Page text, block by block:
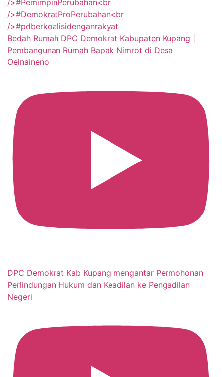
Bedah Rumah DPC Demokrat Kabupaten Kupang |
Pembangunan Rumah Bapak Nimrot di Desa
Oelnaineno
DPC Demokrat Kab Kupang mengantar Permohonan
Perlindungan Hukum dan Keadilan ke Pengadilan
Negeri